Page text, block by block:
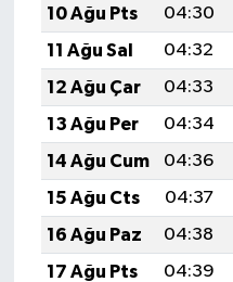
10 Ağu Pts
04:30
11 Ağu Sal
04:32
12 Ağu Çar
04:33
13 Ağu Per
04:34
14 Ağu Cum
04:36
15 Ağu Cts
04:37
16 Ağu Paz
04:38
17 Ağu Pts
04:39